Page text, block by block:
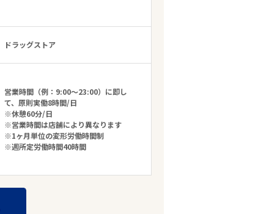
ドラッグストア
営業時間（例：9:00～23:00）に即し
て、原則実働8時間/日
※休憩60分/日
※営業時間は店舗により異なります
※1ヶ月単位の変形労働時間制
※週所定労働時間40時間